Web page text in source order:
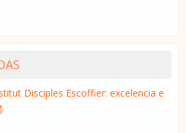
Disciples Escoffier: excelencia e